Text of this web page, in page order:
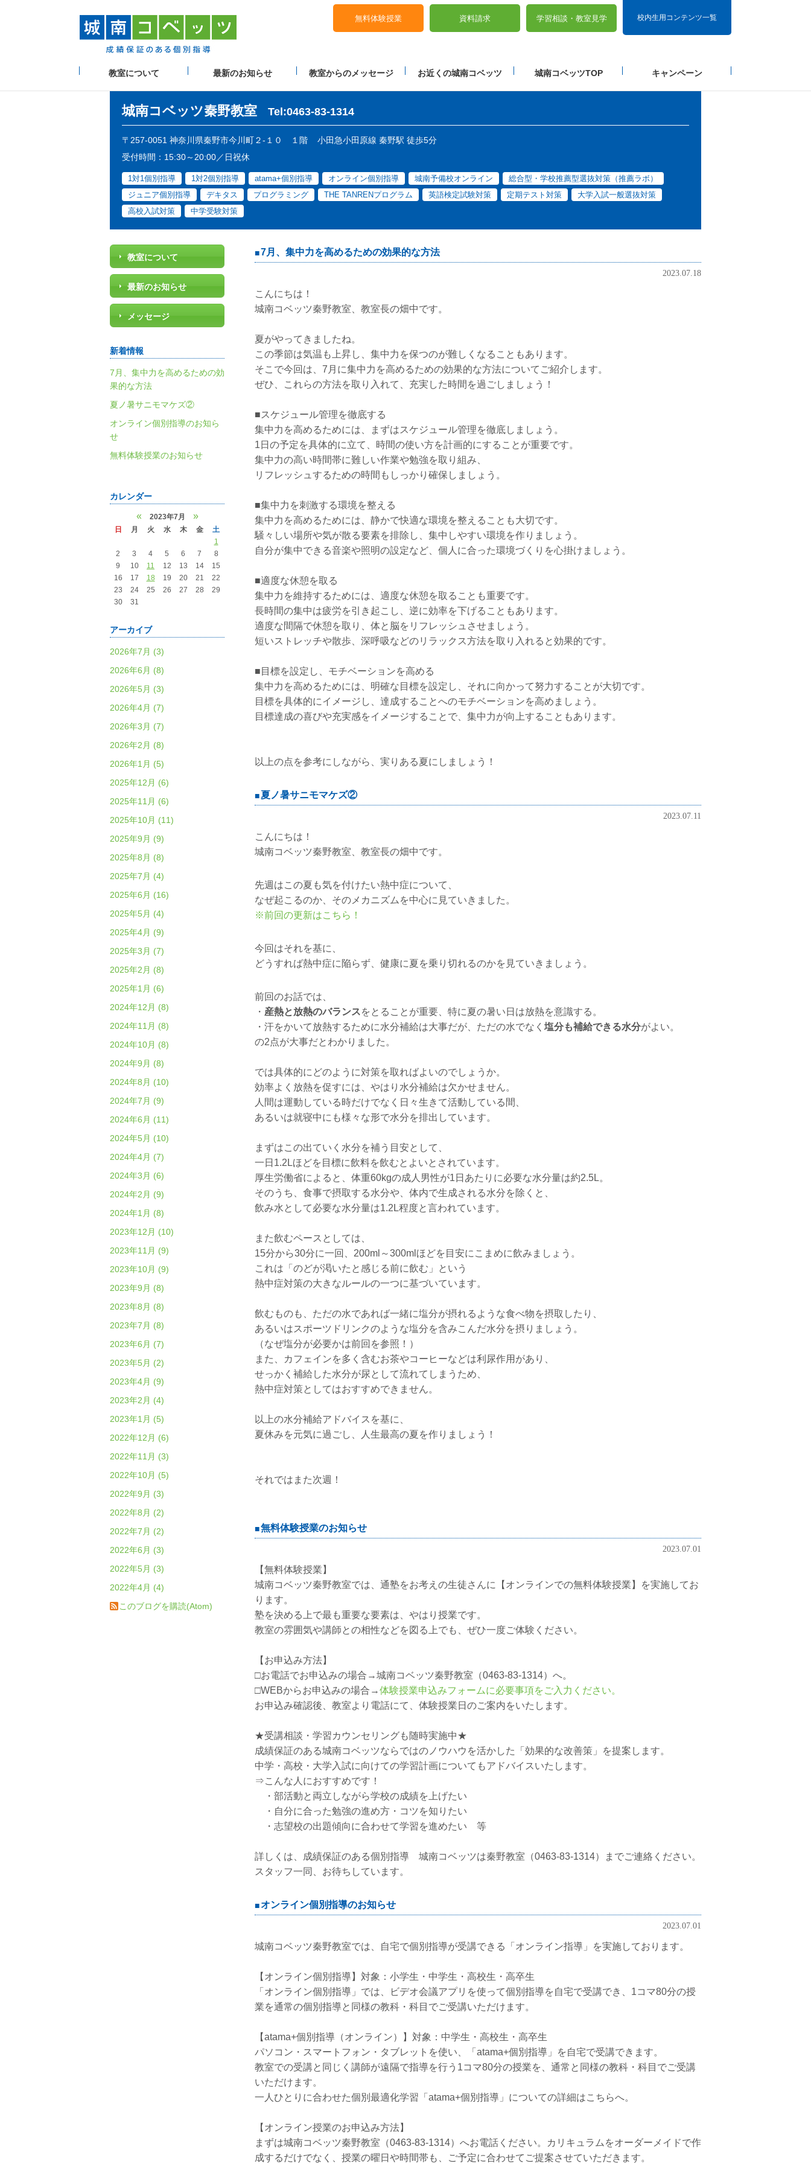
校内生用コンテンツ一覧
無料体験授業 資料請求 学習相談・ 教室見学
教室について 最新のお知らせ 教室からのメッセージ お近くの城南コベッツ 城南コベッツTOP キャンペーン
城南コベッツ秦野教室 Tel:0463-83-1314
〒257-0051 神奈川県秦野市今川町２-１０ １階
小田急小田原線 秦野駅 徒歩5分
受付時間：15:30～20:00／日祝休
1対1個別指導 1対2個別指導 atama+個別指導 オンライン個別指導 城南予備校オンライン
総合型・学校推薦型選抜対策（推薦ラボ）
ジュニア個別指導
デキタス プログラミング THE TANRENプログラム 英語検定試験対策 定期テスト対策
大学入試一般選抜対策
高校入試対策
中学受験対策
7月、集中力を高めるための効果的な方法
2023.07.18
こんにちは！
城南コベッツ秦野教室、教室長の畑中です。
夏がやってきましたね。
この季節は気温も上昇し、集中力を保つのが難しくなることもあります。
そこで今回は、7月に集中力を高めるための効果的な方法についてご紹介します。
ぜひ、これらの方法を取り入れて、充実した時間を過ごしましょう！
■スケジュール管理を徹底する
集中力を高めるためには、まずはスケジュール管理を徹底しましょう。
1日の予定を具体的に立て、時間の使い方を計画的にすることが重要です。
集中力の高い時間帯に難しい作業や勉強を取り組み、
リフレッシュするための時間もしっかり確保しましょう。
■集中力を刺激する環境を整える
集中力を高めるためには、静かで快適な環境を整えることも大切です。
騒々しい場所や気が散る要素を排除し、集中しやすい環境を作りましょう。
自分が集中できる音楽や照明の設定など、個人に合った環境づくりを心掛けましょう。
■適度な休憩を取る
集中力を維持するためには、適度な休憩を取ることも重要です。
長時間の集中は疲労を引き起こし、逆に効率を下げることもあります。
適度な間隔で休憩を取り、体と脳をリフレッシュさせましょう。
短いストレッチや散歩、深呼吸などのリラックス方法を取り入れると効果的です。
■目標を設定し、モチベーションを高める
集中力を高めるためには、明確な目標を設定し、それに向かって努力することが大切です。
目標を具体的にイメージし、達成することへのモチベーションを高めましょう。
目標達成の喜びや充実感をイメージすることで、集中力が向上することもあります。
以上の点を参考にしながら、実りある夏にしましょう！
夏ノ暑サニモマケズ②
2023.07.11
こんにちは！
城南コベッツ秦野教室、教室長の畑中です。
先週はこの夏も気を付けたい熱中症について、
なぜ起こるのか、そのメカニズムを中心に見ていきました。
※前回の更新はこちら！
今回はそれを基に、
どうすれば熱中症に陥らず、健康に夏を乗り切れるのかを見ていきましょう。
前回のお話では、
・ 産熱と放熱のバランスをとることが重要、特に夏の暑い日は放熱を意識する。
・汗をかいて放熱するために水分補給は大事だが、ただの水でなく 塩分も補給できる水分がよい。
の2点が大事だとわかりました。
では具体的にどのように対策を取ればよいのでしょうか。
効率よく放熱を促すには、やはり水分補給は欠かせません。
人間は運動している時だけでなく日々生きて活動している間、
あるいは就寝中にも様々な形で水分を排出しています。
まずはこの出ていく水分を補う目安として、
一日1.2Lほどを目標に飲料を飲むとよいとされています。
厚生労働省によると、体重60kgの成人男性が1日あたりに必要な水分量は約2.5L。
そのうち、食事で摂取する水分や、体内で生成される水分を除くと、
飲み水として必要な水分量は1.2L程度と言われています。
また飲むペースとしては、
15分から30分に一回、200ml～300mlほどを目安にこまめに飲みましょう。
これは「のどが渇いたと感じる前に飲む」という
熱中症対策の大きなルールの一つに基づいています。
飲むものも、ただの水であれば一緒に塩分が摂れるような食べ物を摂取したり、
あるいはスポーツドリンクのような塩分を含みこんだ水分を摂りましょう。
（なぜ塩分が必要かは前回を参照！）
また、カフェインを多く含むお茶やコーヒーなどは利尿作用があり、
せっかく補給した水分が尿として流れてしまうため、
熱中症対策としてはおすすめできません。
以上の水分補給アドバイスを基に、
夏休みを元気に過ごし、人生最高の夏を作りましょう！
それではまた次週！
無料体験授業のお知らせ
2023.07.01
【無料体験授業】
城南コベッツ秦野教室では、通塾をお考えの生徒さんに【オンラインでの無料体験授業】を実施してお
ります。
塾を決める上で最も重要な要素は、やはり授業です。
教室の雰囲気や講師との相性などを図る上でも、ぜひ一度ご体験ください。
【お申込み方法】
□お電話でお申込みの場合→城南コベッツ秦野教室（0463-83-1314）へ。
□WEBからお申込みの場合→体験授業申込みフォームに必要事項をご入力ください。
お申込み確認後、教室より電話にて、体験授業日のご案内をいたします。
★受講相談・学習カウンセリングも随時実施中★
成績保証のある城南コベッツならではのノウハウを活かした「効果的な改善策」を提案します。
中学・高校・大学入試に向けての学習計画についてもアドバイスいたします。
⇒こんな人におすすめです！
・部活動と両立しながら学校の成績を上げたい
・自分に合った勉強の進め方・コツを知りたい
・志望校の出題傾向に合わせて学習を進めたい 等
詳しくは、成績保証のある個別指導 城南コベッツは秦野教室（0463-83-1314）までご連絡ください。
スタッフ一同、お待ちしています。
オンライン個別指導のお知らせ
2023.07.01
城南コベッツ秦野教室では、自宅で個別指導が受講できる「オンライン指導」を実施しております。
【オンライン個別指導】対象：小学生・中学生・高校生・高卒生
「オンライン個別指導」では、ビデオ会議アプリを使って個別指導を自宅で受講でき、1コマ80分の授
業を通常の個別指導と同様の教科・科目でご受講いただけます。
【atama+個別指導（オンライン）】対象：中学生・高校生・高卒生
パソコン・スマートフォン・タブレットを使い、「atama+個別指導」を自宅で受講できます。
教室での受講と同じく講師が遠隔で指導を行う1コマ80分の授業を、通常と同様の教科・科目でご受講
いただけます。
一人ひとりに合わせた個別最適化学習「atama+個別指導」についての詳細はこちらへ。
【オンライン授業のお申込み方法】
まずは城南コベッツ秦野教室（0463-83-1314）へお電話ください。カリキュラムをオーダーメイドで作
成するだけでなく、授業の曜日や時間帯も、ご予定に合わせてご提案させていただきます。
教室について
最新のお知らせ
メッセージ
新着情報
7月、集中力を高めるための効
果的な方法
夏ノ暑サニモマケズ②
オンライン個別指導のお知ら
せ
無料体験授業のお知らせ
カレンダー
« 2023年7月 »
日 月 火 水 木 金
土
1
2
3 4 5 6 7
8
9
10 11 12 13 14
15
16
17 18 19 20 21
22
23
24 25 26 27 28
29
30
31
アーカイブ
2026年7月 (3)
2026年6月 (8)
2026年5月 (3)
2026年4月 (7)
2026年3月 (7)
2026年2月 (8)
2026年1月 (5)
2025年12月 (6)
2025年11月 (6)
2025年10月 (11)
2025年9月 (9)
2025年8月 (8)
2025年7月 (4)
2025年6月 (16)
2025年5月 (4)
2025年4月 (9)
2025年3月 (7)
2025年2月 (8)
2025年1月 (6)
2024年12月 (8)
2024年11月 (8)
2024年10月 (8)
2024年9月 (8)
2024年8月 (10)
2024年7月 (9)
2024年6月 (11)
2024年5月 (10)
2024年4月 (7)
2024年3月 (6)
2024年2月 (9)
2024年1月 (8)
2023年12月 (10)
2023年11月 (9)
2023年10月 (9)
2023年9月 (8)
2023年8月 (8)
2023年7月 (8)
2023年6月 (7)
2023年5月 (2)
2023年4月 (9)
2023年2月 (4)
2023年1月 (5)
2022年12月 (6)
2022年11月 (3)
2022年10月 (5)
2022年9月 (3)
2022年8月 (2)
2022年7月 (2)
2022年6月 (3)
2022年5月 (3)
2022年4月 (4)
このブログを購読(Atom)